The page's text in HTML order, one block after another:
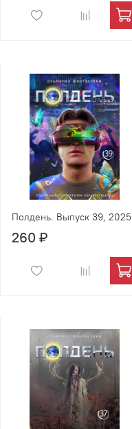
Полдень. Выпуск 39, 2025
260 ₽